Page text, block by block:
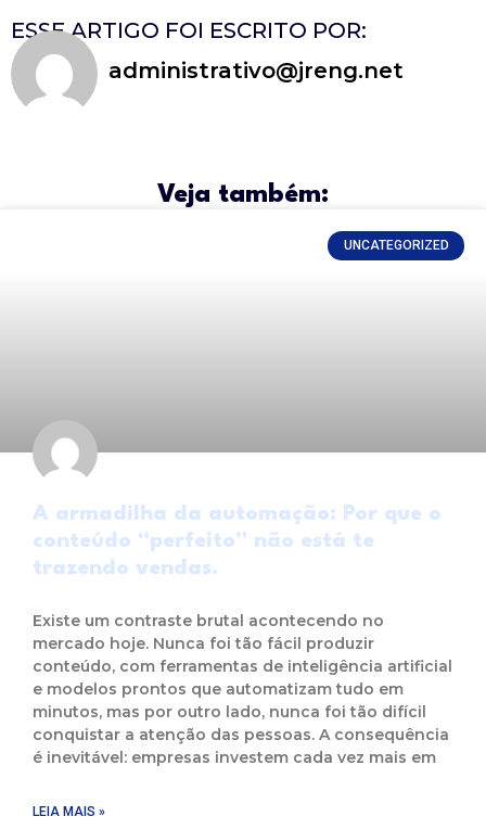
ESSE ARTIGO FOI ESCRITO POR:
administrativo@jreng.net
Veja também:
UNCATEGORIZED
A armadilha da automação: Por que o
conteúdo “perfeito” não está te
trazendo vendas.
Existe um contraste brutal acontecendo no
mercado hoje. Nunca foi tão fácil produzir
conteúdo, com ferramentas de inteligência artificial
e modelos prontos que automatizam tudo em
minutos, mas por outro lado, nunca foi tão difícil
conquistar a atenção das pessoas. A consequência
é inevitável: empresas investem cada vez mais em
LEIA MAIS »